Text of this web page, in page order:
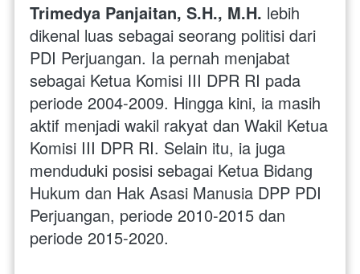
Trimedya Panjaitan, S.H., M.H. lebih
dikenal luas sebagai seorang politisi dari
PDI Perjuangan. Ia pernah menjabat
sebagai Ketua Komisi III DPR RI pada
periode 2004-2009. Hingga kini, ia masih
aktif menjadi wakil rakyat dan Wakil Ketua
Komisi III DPR RI. Selain itu, ia juga
menduduki posisi sebagai Ketua Bidang
Hukum dan Hak Asasi Manusia DPP PDI
Perjuangan, periode 2010-2015 dan
periode 2015-2020.